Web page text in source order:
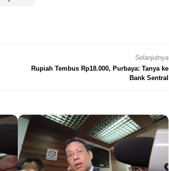
Selanjutnya
Rupiah Tembus Rp18.000, Purbaya: Tanya ke
Bank Sentral